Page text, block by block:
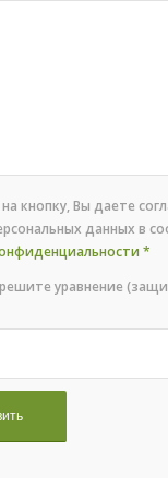
кнопку, Вы даете
данных в
*
уравнение